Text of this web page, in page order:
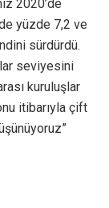
2020’de
yüzde 7,2 ve
sürdürdü.
seviyesini
kuruluşlar
itibarıyla çift